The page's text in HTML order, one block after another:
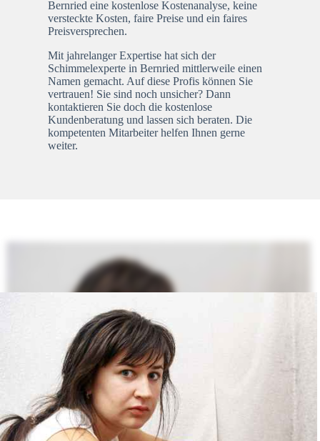
Bernried eine kostenlose Kostenanalyse, keine
versteckte Kosten, faire Preise und ein faires
Preisversprechen.
Mit jahrelanger Expertise hat sich der
Schimmelexperte in Bernried mittlerweile einen
Namen gemacht. Auf diese Profis können Sie
vertrauen! Sie sind noch unsicher? Dann
kontaktieren Sie doch die kostenlose
Kundenberatung und lassen sich beraten. Die
kompetenten Mitarbeiter helfen Ihnen gerne
weiter.